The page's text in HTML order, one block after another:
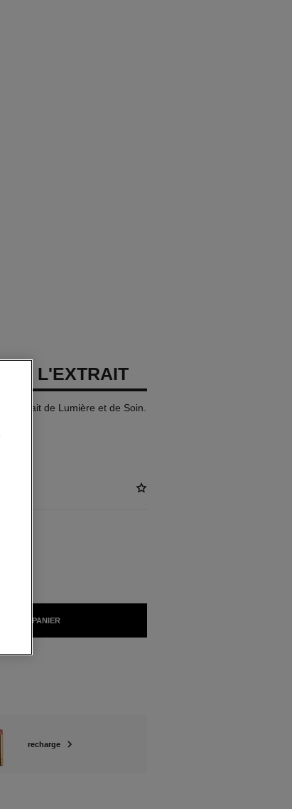
L'EXTRAIT
Extrait de Lumière et de Soin.
AU PANIER
recharge